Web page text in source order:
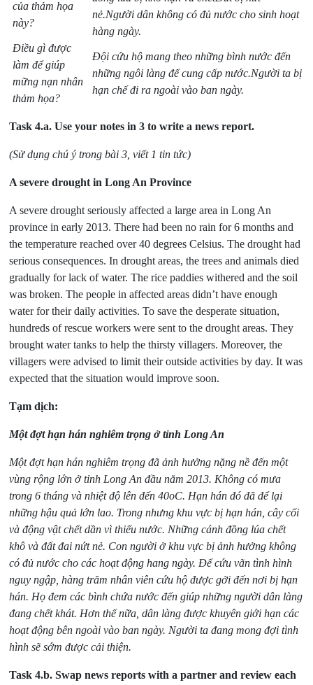
của thảm họa
này?
nẻ.Người dân không có đủ nước cho sinh hoạt
hàng ngày.
Điều gì được
làm để giúp
mững nạn nhân
thảm họa?
Đội cứu hộ mang theo những bình nước đến
những ngôi làng để cung cấp nước.Người ta bị
hạn chế đi ra ngoài vào ban ngày.
Task 4.a. Use your notes in 3 to write a news report.
(Sử dụng chú ý trong bài 3, viết 1 tin tức)
A severe drought in Long An Province
A severe drought seriously affected a large area in Long An
province in early 2013. There had been no rain for 6 months and
the temperature reached over 40 degrees Celsius. The drought had
serious consequences. In drought areas, the trees and animals died
gradually for lack of water. The rice paddies withered and the soil
was broken. The people in affected areas didn’t have enough
water for their daily activities. To save the desperate situation,
hundreds of rescue workers were sent to the drought areas. They
brought water tanks to help the thirsty villagers. Moreover, the
villagers were advised to limit their outside activities by day. It was
expected that the situation would improve soon.
Tạm dịch:
Một đợt hạn hán nghiêm trọng ở tỉnh Long An
Một đợt hạn hán nghiêm trọng đã ảnh hưởng nặng nề đến một
vùng rộng lớn ở tỉnh Long An đầu năm 2013. Không có mưa
trong 6 tháng và nhiệt độ lên đến 40oC. Hạn hán đó đã để lại
những hậu quả lớn lao. Trong nhưng khu vực bị hạn hán, cây cối
và động vật chết dần vì thiếu nước. Những cánh đồng lúa chết
khô và đất đai nứt nẻ. Con người ở khu vực bị ảnh hưởng không
có đủ nước cho các hoạt động hang ngày. Để cứu vãn tình hình
nguy ngập, hàng trăm nhân viên cứu hộ được gởi đến nơi bị hạn
hán. Họ đem các bình chứa nước đến giúp những người dân làng
đang chết khát. Hơn thế nữa, dân làng được khuyên giới hạn các
hoạt động bên ngoài vào ban ngày. Người ta đang mong đợi tình
hình sẽ sớm được cải thiện.
Task 4.b.Swap news reports with a partner and review each